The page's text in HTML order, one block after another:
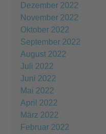
Dezember 2022
November 2022
Oktober 2022
September 2022
August 2022
Juli 2022
Juni 2022
Mai 2022
April 2022
März 2022
Februar 2022